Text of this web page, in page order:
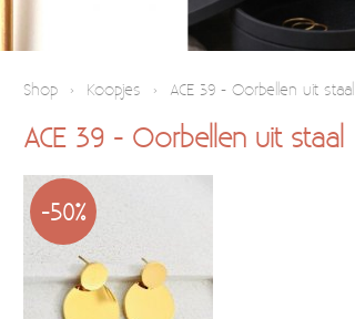
Shop › Koopjes › ACE 39 - Oorbellen uit staal
ACE 39 - Oorbellen uit staal